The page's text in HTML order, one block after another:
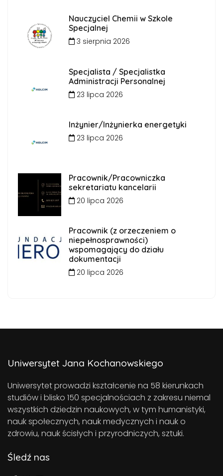
Nauczyciel Chemii w Szkole
Specjalnej
3 sierpnia 2026
Specjalista / Specjalistka
Administracji Personalnej
23 lipca 2026
Inżynier/Inżynierka energetyki
23 lipca 2026
Pracownik/Pracowniczka
sekretariatu kancelarii
20 lipca 2026
Pracownik (z orzeczeniem o
niepełnosprawności)
wspomagający do działu
dokumentacji
20 lipca 2026
Uniwersytet Jana Kochanowskiego
Uniwersytet prowadzi kształcenie na 58 kierunkach
studiów i blisko 150 specjalnościach z zakresu niemal
wszystkich dziedzin naukowych, w tym humanistyki,
nauk społecznych, nauk medycznych i nauk o
zdrowiu, nauk ścisłych i przyrodniczych, sztuki.
Śledź nas